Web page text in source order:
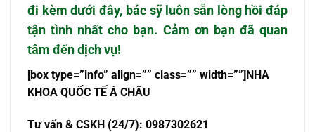
đi kèm dưới đây, bác sỹ luôn sẵn lòng hồi đáp
tận tình nhất cho bạn. Cảm ơn bạn đã quan
tâm đến dịch vụ!
[box type=”info” align=”” class=”” width=””]NHA
KHOA QUỐC TẾ Á CHÂU
Tưvấn & CSKH (24/7): 0987302621